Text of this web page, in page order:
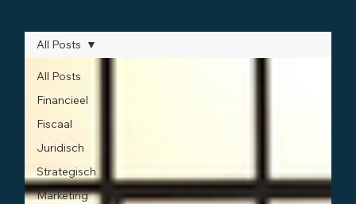
All Posts
Financieel
Fiscaal
Juridisch
Strategisch
Marketing
All Posts